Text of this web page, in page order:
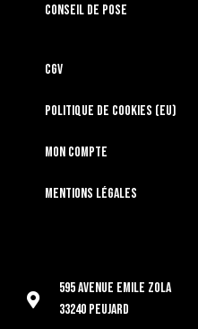
Conseil de pose
CGV
Politique de cookies (EU)
Mon compte
Mentions légales
595 Avenue Emile Zola
33240 Peujard